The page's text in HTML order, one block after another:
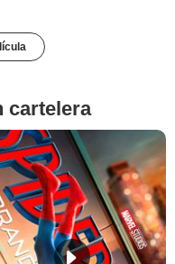
cartelera